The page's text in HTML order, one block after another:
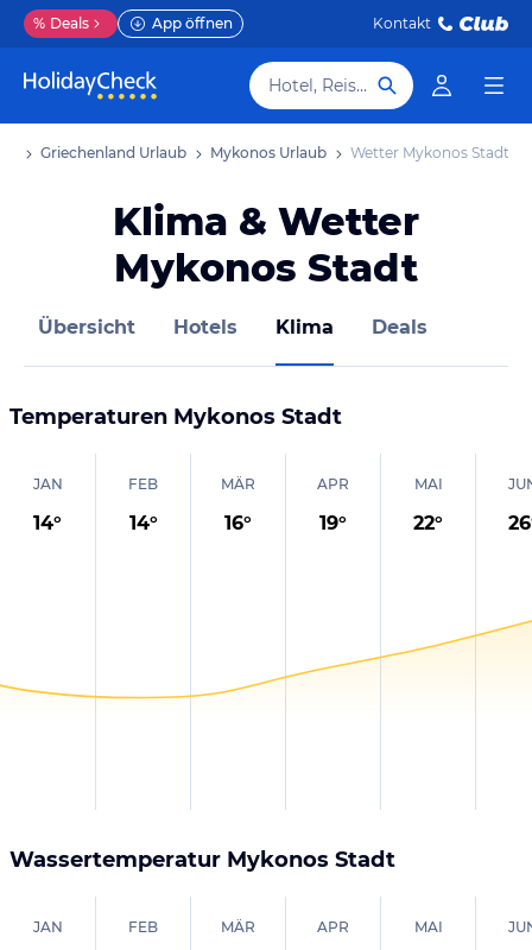
% Deals App öffnen Kontakt
Hotel, Reiseziel
Griechenland Urlaub Mykonos Urlaub Wetter Mykonos Stadt
Klima & Wetter
Mykonos Stadt
Übersicht Hotels Klima Deals
Temperaturen Mykonos Stadt
JAN
14°
FEB
14°
MÄR
16°
APR
19°
MAI
22° 26
Wassertemperatur Mykonos Stadt
JAN FEB MÄR APR MAI